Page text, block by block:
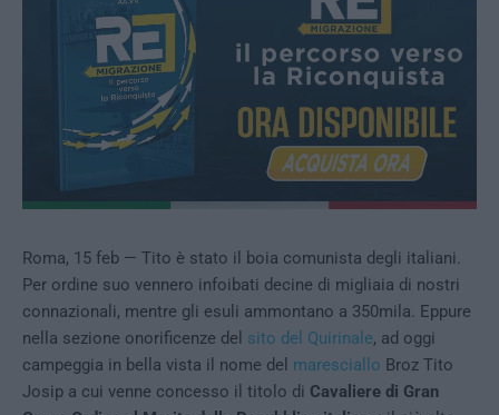
Roma, 15 feb — Tito è stato il boia comunista degli italiani.
Per ordine suo vennero infoibati decine di migliaia di nostri
connazionali, mentre gli esuli ammontano a 350mila. Eppure
nella sezione onorificenze del sito del Quirinale, ad oggi
campeggia in bella vista il nome del maresciallo Broz Tito
Josip a cui venne concesso il titolo di Cavaliere di Gran